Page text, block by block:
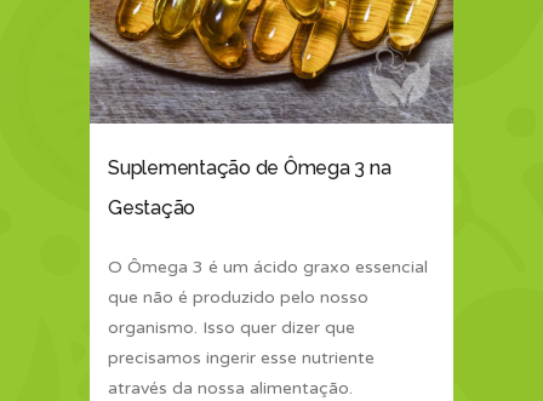
Suplementação de Ômega 3 na
Gestação
O Ômega 3 é um ácido graxo essencial
que não é produzido pelo nosso
organismo. Isso quer dizer que
precisamos ingerir esse nutriente
através da nossa alimentação.